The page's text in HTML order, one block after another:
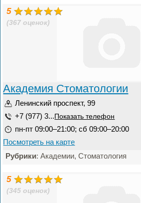
5
(367 оценок)
Академия Стоматологии
Ленинский проспект, 99
+7 (977) 3... Показать телефон
пн-пт 09:00–21:00; сб 09:00–20:00
Посмотреть на карте
Рубрики: Академии, Стоматология
5
(345 оценок)